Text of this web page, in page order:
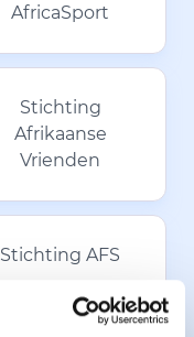
AfricaSport
Stichting
Afrikaanse
Vrienden
Stichting AFS